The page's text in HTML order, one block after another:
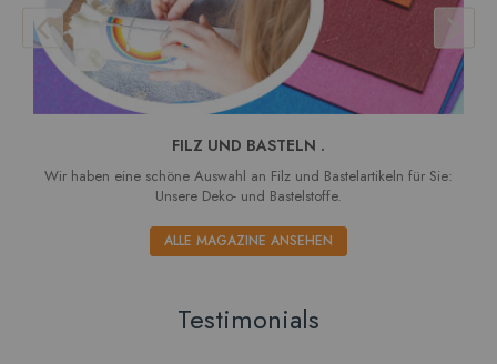
FILZ UND BASTELN .
Wir haben eine schöne Auswahl an Filz und Bastelartikeln für Sie:
Unsere Deko- und Bastelstoffe.
ALLE MAGAZINE ANSEHEN
Testimonials